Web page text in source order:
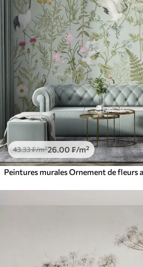
43.33₣/m²26.00 ₣/m²